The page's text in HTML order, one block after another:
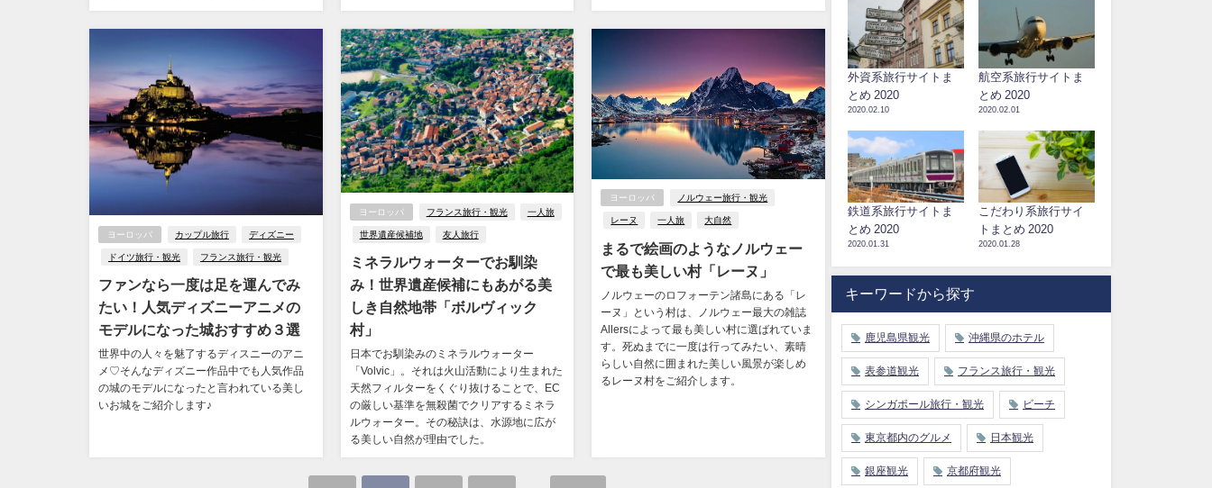
ヨーロッパ カップル旅行 ディズニー
ドイツ旅行・観光 フランス旅行・観光
ファンなら一度は足を運んでみ
たい！人気ディズニーアニメの
モデルになった城おすすめ３選
世界中の人々を魅了するディスニーのアニ
メ♡そんなディズニー作品中でも人気作品
の城のモデルになったと言われている美し
いお城をご紹介します♪
ヨーロッパ フランス旅行・観光 一人旅
世界遺産候補地 友人旅行
ミネラルウォーターでお馴染
み！世界遺産候補にもあがる美
しき自然地帯「ボルヴィック
村」
日本でお馴染みのミネラルウォーター
「Volvic」。それは火山活動により生まれた
天然フィルターをくぐり抜けることで、EC
の厳しい基準を無殺菌でクリアするミネラ
ルウォーター。その秘訣は、水源地に広が
る美しい自然が理由でした。
ヨーロッパ ノルウェー旅行・観光
レーヌ 一人旅 大自然
まるで絵画のようなノルウェー
で最も美しい村「レーヌ」
ノルウェーのロフォーテン諸島にある「レ
ーヌ」という村は、ノルウェー最大の雑誌
Allersによって最も美しい村に選ばれていま
す。死ぬまでに一度は行ってみたい、素晴
らしい自然に囲まれた美しい風景が楽しめ
るレーヌ村をご紹介します。
外資系旅行サイトま
とめ 2020
2020.02.10
航空系旅行サイトま
とめ 2020
2020.02.01
鉄道系旅行サイトま
とめ 2020
2020.01.31
こだわり系旅行サイ
トまとめ 2020
2020.01.28
キーワードから探す
鹿児島県観光 沖縄県のホテル
表参道観光 フランス旅行・観光
シンガポール旅行・観光 ビーチ
東京都内のグルメ 日本観光
銀座観光 京都府観光